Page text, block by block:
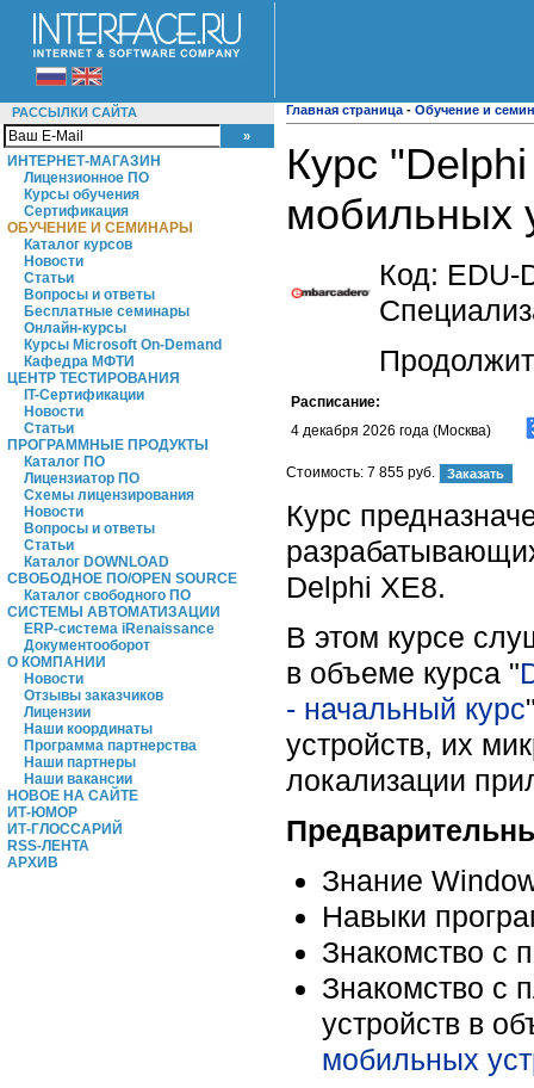
РАССЫЛКИ САЙТА
ИНТЕРНЕТ-МАГАЗИН
Лицензионное ПО
Курсы обучения
Сертификация
ОБУЧЕНИЕ И СЕМИНАРЫ
Каталог курсов
Новости
Статьи
Вопросы и ответы
Бесплатные семинары
Онлайн-курсы
Курсы Microsoft On-Demand
Кафедра МФТИ
ЦЕНТР ТЕСТИРОВАНИЯ
IT-Сертификации
Новости
Статьи
ПРОГРАММНЫЕ ПРОДУКТЫ
Каталог ПО
Лицензиатор ПО
Схемы лицензирования
Новости
Вопросы и ответы
Статьи
Каталог DOWNLOAD
СВОБОДНОЕ ПО/OPEN SOURCE
Каталог свободного ПО
СИСТЕМЫ АВТОМАТИЗАЦИИ
ERP-система iRenaissance
Документооборот
О КОМПАНИИ
Новости
Отзывы заказчиков
Лицензии
Наши координаты
Программа партнерства
Наши партнеры
Наши вакансии
НОВОЕ НА САЙТЕ
ИТ-ЮМОР
ИТ-ГЛОССАРИЙ
RSS-ЛЕНТА
АРХИВ
Главная страница - Обучение и
Курс
мобильных
Код: EDU-
Расписание:
4 декабря 2026 года (Москва)
Стоимость: 7 855 руб.
Курс
Delphi XE8.
В этом курсе
в объеме курса "
- начальный курс
устройств, их
локализации
Знание
Навыки
Знакомство с
Знакомство с
устройств в
мобильных